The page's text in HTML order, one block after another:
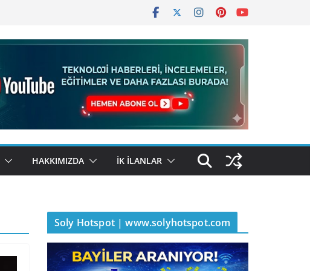
HAKKIMIZDA İK İLANLAR
Soly Hotspot | www.solyhotspot.com